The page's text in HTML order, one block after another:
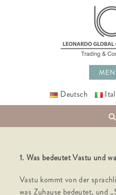
Deutsch
1. Was bedeutet Vastu und
Vastu kommt von der
was Zuhause bedeutet, und